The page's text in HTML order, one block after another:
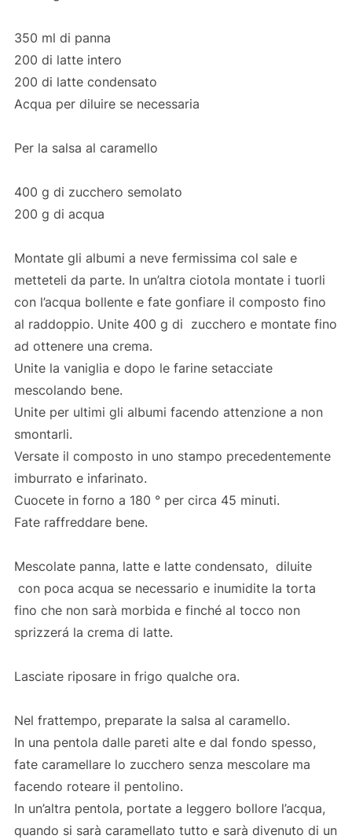
350 ml di panna
200 di latte intero
200 di latte condensato
Acqua per diluire se necessaria
Per la salsa al caramello
400 g di zucchero semolato
200 g di acqua
Montate gli albumi a neve fermissima col sale e
metteteli da parte. In un’altra ciotola montate i tuorli
con l’acqua bollente e fate gonfiare il composto fino
al raddoppio. Unite 400 g di zucchero e montate fino
ad ottenere una crema.
Unite la vaniglia e dopo le farine setacciate
mescolando bene.
Unite per ultimi gli albumi facendo attenzione a non
smontarli.
Versate il composto in uno stampo precedentemente
imburrato e infarinato.
Cuocete in forno a 180 ° per circa 45 minuti.
Fate raffreddare bene.
Mescolate panna, latte e latte condensato, diluite
con poca acqua se necessario e inumidite la torta
fino che non sarà morbida e finché al tocco non
sprizzerá la crema di latte.
Lasciate riposare in frigo qualche ora.
Nel frattempo, preparate la salsa al caramello.
In una pentola dalle pareti alte e dal fondo spesso,
fate caramellare lo zucchero senza mescolare ma
facendo roteare il pentolino.
In un’altra pentola, portate a leggero bollore l’acqua,
quando si sarà caramellato tutto e sarà divenuto di un